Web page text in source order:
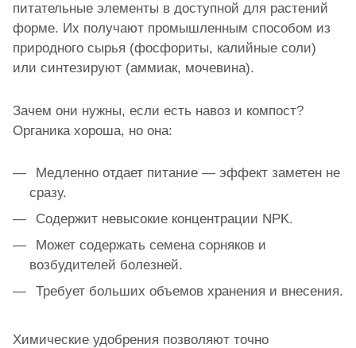
питательные элементы в доступной для растений
форме. Их получают промышленным способом из
природного сырья (фосфориты, калийные соли)
или синтезируют (аммиак, мочевина).
Зачем они нужны, если есть навоз и компост?
Органика хороша, но она:
Медленно отдает питание — эффект заметен не
сразу.
Содержит невысокие концентрации NPK.
Может содержать семена сорняков и
возбудителей болезней.
Требует больших объемов хранения и внесения.
Химические удобрения позволяют точно